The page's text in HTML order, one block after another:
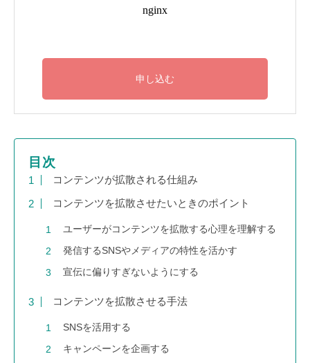
目次
コンテンツが拡散される仕組み
コンテンツを拡散させたいときのポイント
ユーザーがコンテンツを拡散する心理を理解する
発信するSNSやメディアの特性を活かす
宣伝に偏りすぎないようにする
コンテンツを拡散させる手法
SNSを活用する
キャンペーンを企画する